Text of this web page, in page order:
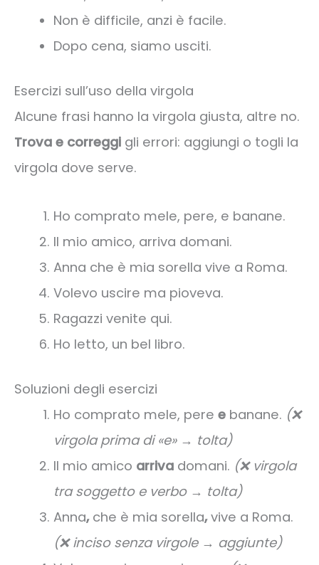
Non è difficile, anzi è facile.
Dopo cena, siamo usciti.
Esercizi sull’uso della virgola
Alcune frasi hanno la virgola giusta, altre no.
Trova e correggi gli errori: aggiungi o togli la
virgola dove serve.
Ho comprato mele, pere, e banane.
Il mio amico, arriva domani.
Anna che è mia sorella vive a Roma.
Volevo uscire ma pioveva.
Ragazzi venite qui.
Ho letto, un bel libro.
Soluzioni degli esercizi
Ho comprato mele, pere ebanane. (❌
virgola prima di «e» → tolta)
Il mio amico arrivadomani. (❌ virgola
tra soggetto e verbo → tolta)
Anna,che è mia sorella,vive a Roma.
(❌ inciso senza virgole → aggiunte)